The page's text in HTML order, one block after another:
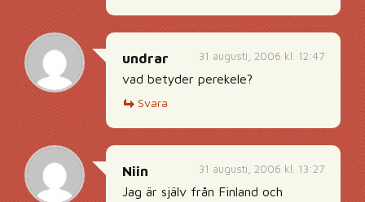
31 augusti, 2006 kl. 12:47
undrar
vad betyder perekele?
Svara
31 augusti, 2006 kl. 13:27
Niin
Jag är själv från Finland och